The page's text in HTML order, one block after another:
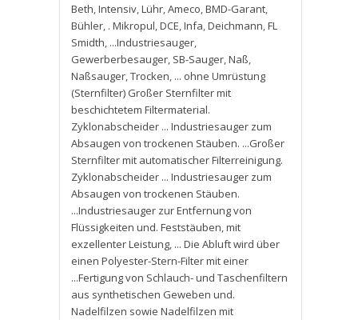
Beth,Intensiv,Lühr,Ameco,BMD-Garant,
Bühler, . Mikropul,DCE,Infa,Deichmann,FL
Smidth, ...Industriesauger,
Gewerberbesauger, SB-Sauger,Naß,
Naßsauger,Trocken, ... ohne Umrüstung
(Sternfilter) Großer Sternfilter mit
beschichtetem Filtermaterial.
Zyklonabscheider ... Industriesauger zum
Absaugen von trockenen Stäuben. ...Großer
Sternfilter mit automatischer Filterreinigung.
Zyklonabscheider ... Industriesauger zum
Absaugen von trockenen Stäuben.
...Industriesauger zur Entfernung von
Flüssigkeiten und. Feststäuben,mit
exzellenter Leistung, ... Die Abluft wird über
einen Polyester-Stern-Filter mit einer
...Fertigung von Schlauch- und Taschenfiltern
aus synthetischen Geweben und.
Nadelfilzen sowie Nadelfilzen mit